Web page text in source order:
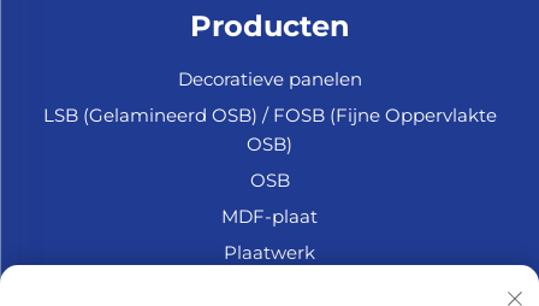
Producten
Decoratieve panelen
LSB (Gelamineerd OSB) / FOSB (Fijne Oppervlakte
OSB)
OSB
MDF-plaat
Plaatwerk